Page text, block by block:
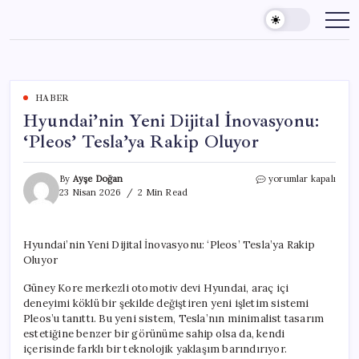
content
HABER
Hyundai’nin Yeni Dijital İnovasyonu:
‘Pleos’ Tesla’ya Rakip Oluyor
By Ayşe Doğan
23 Nisan 2026
2 Min Read
Hyundai’nin
Tesla’ya
için
yorumlar kapalı
Hyundai’nin Yeni Dijital İnovasyonu: ‘Pleos’ Tesla’ya Rakip
Oluyor
Güney Kore merkezli otomotiv devi Hyundai, araç içi
deneyimi köklü bir şekilde değiştiren yeni işletim sistemi
Pleos’u tanıttı. Bu yeni sistem, Tesla’nın minimalist tasarım
estetiğine benzer bir görünüme sahip olsa da, kendi
içerisinde farklı bir teknolojik yaklaşım barındırıyor.